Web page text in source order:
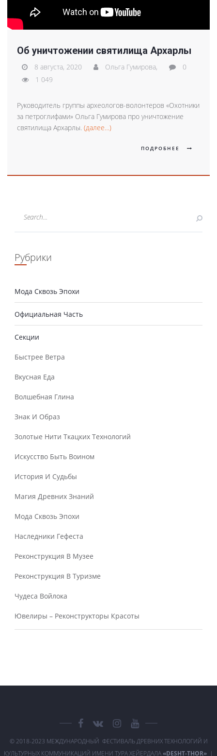
Об уничтожении святилища Архарлы
8 августа, 2020 Ольга Гумирова,
0
1 049
Руководитель группы археологов-волонтеров «Охотники
за петроглифами» Ольга Гумирова про уничтожение
святилища Архарлы. (далее…)
ПОДРОБНЕЕ
Рубрики
Мода Сквозь Эпохи
Официальная Часть
Секции
Быстрее Ветра
Вкусная Еда
Волшебная Глина
Знак И Образ
Золотые Нити Ткацких Технологий
Искусство Быть Воином
История И Судьбы
Магия Древних Знаний
Мода Сквозь Эпохи
Наследники Гефеста
Реконструкция В Музее
Реконструкция В Туризме
Чудеса Войлока
Ювелиры – Реконструкторы Красоты
© 2018-2023 МЕЖДУНАРОДНЫЙ ФЕСТИВАЛЬ ДРЕВНИХ ТЕХНОЛОГИЙ И
КУЛЬТУРНЫХ КОММУНИКАЦИЙ ИМЕНИ ТУРА ХЕЙЕРДАЛА«DESHT-THOR» |